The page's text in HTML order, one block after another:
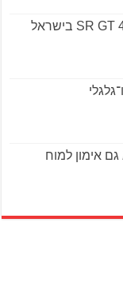
אימון למוח